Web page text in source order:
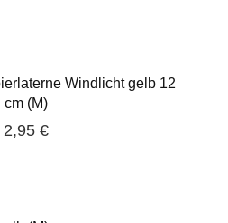
Windlicht gelb 12
cm (M)
2,95 €